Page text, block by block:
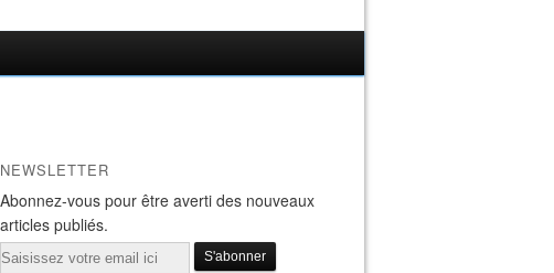
NEWSLETTER
Abonnez-vous pour être averti des nouveaux
articles publiés.
Email